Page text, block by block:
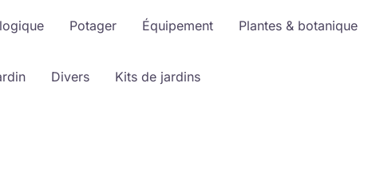
Potager Équipement Plantes & botanique
Divers Kits de jardins